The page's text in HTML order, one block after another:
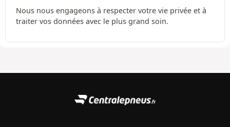
Nous nous engageons à respecter votre vie privée et à
traiter vos données avec le plus grand soin.